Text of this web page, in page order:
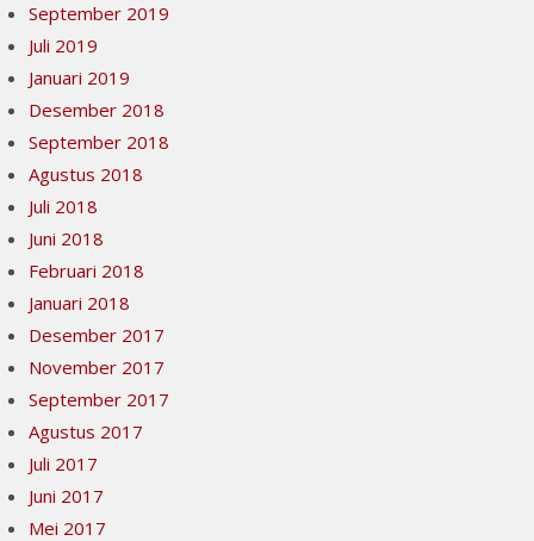
September 2019
Juli 2019
Januari 2019
Desember 2018
September 2018
Agustus 2018
Juli 2018
Juni 2018
Februari 2018
Januari 2018
Desember 2017
November 2017
September 2017
Agustus 2017
Juli 2017
Juni 2017
Mei 2017